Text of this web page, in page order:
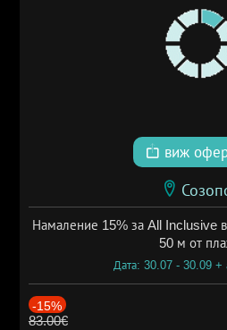
виж
Намаление 15% за All Inclusive
50 м от
Дата: 30.07 - 30.09
-15%
83.00€